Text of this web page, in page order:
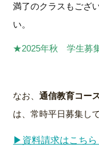
満了のクラスもござ
い。
★2025年秋 学生募
なお、通信教育コー
は、常時平日募集し
▶資料請求はこち